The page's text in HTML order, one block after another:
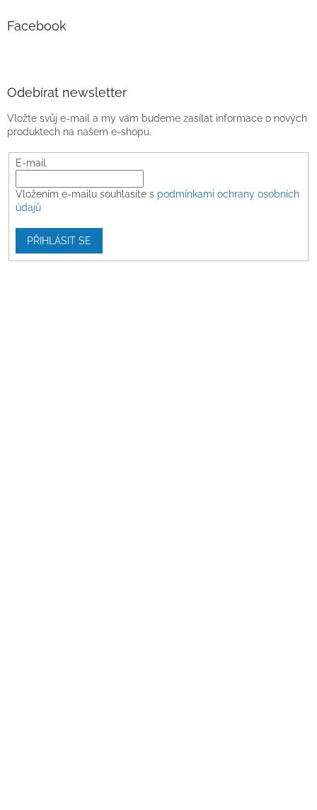
Facebook
Odebírat newsletter
Vložte svůj e-mail a my vám budeme zasílat informace o nových
produktech na našem e-shopu.
E-mail
Vložením e-mailu souhlasíte s podmínkami ochrany osobních
údajů
PŘIHLÁSIT SE